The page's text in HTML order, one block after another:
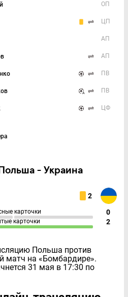
ОП
ЦП
АП
АП
ПВ
ПВ
ЦФ
- Украина
2
карточки 0
карточки 2
Польша против
матч на «Бомбардире».
31 мая в 17:30 по